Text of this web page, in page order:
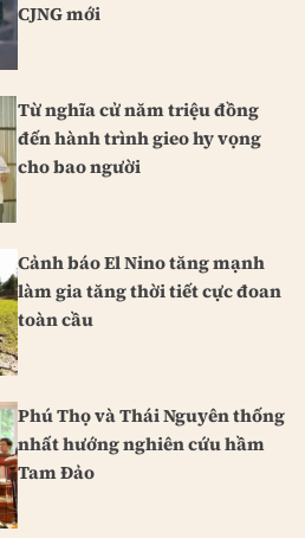
CJNG mới
Từ nghĩa cử năm triệu đồng
đến hành trình gieo hy vọng
cho bao người
Cảnh báo El Nino tăng mạnh
làm gia tăng thời tiết cực đoan
toàn cầu
Phú Thọ và Thái Nguyên thống
nhất hướng nghiên cứu hầm
Tam Đảo